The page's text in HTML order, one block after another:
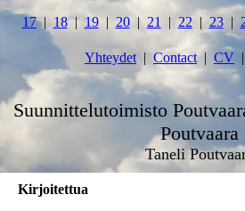
17 18 19 20 21 22 23
Yhteydet Contact CV
Suunnittelutoimisto
Poutvaara
Taneli
Kirjoitettua